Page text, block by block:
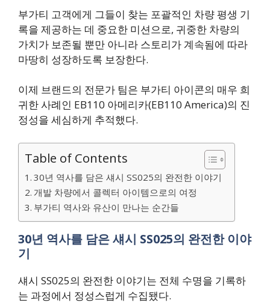
부가티 고객에게 그들이 찾는 포괄적인 차량 평생 기
록을 제공하는 데 중요한 미션으로, 귀중한 차량의
가치가 보존될 뿐만 아니라 스토리가 계속됨에 따라
마땅히 성장하도록 보장한다.
이제 브랜드의 전문가 팀은 부가티 아이콘의 매우 희
귀한 사례인 EB110 아메리카(EB110 America)의 진
정성을 세심하게 추적했다.
Table of Contents
30년 역사를 담은 섀시 SS025의 완전한 이야기
개발 차량에서 콜렉터 아이템으로의 여정
부가티 역사와 유산이 만나는 순간들
30년 역사를 담은 섀시 SS025의 완전한 이야
기
섀시 SS025의 완전한 이야기는 전체 수명을 기록하
는 과정에서 정성스럽게 수집됐다.